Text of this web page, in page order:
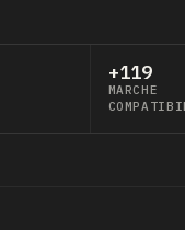
+119
MARCHE